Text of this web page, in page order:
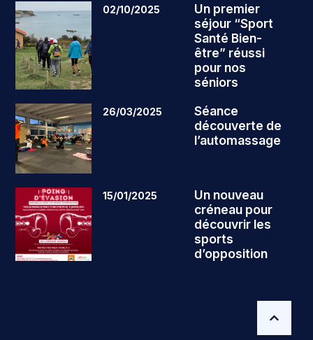
02/10/2025
Un premier
séjour “Sport
Santé Bien-
être” réussi
pour nos
séniors
26/03/2025
Séance
découverte de
l’automassage
15/01/2025
Un nouveau
créneau pour
découvrir les
sports
d’opposition